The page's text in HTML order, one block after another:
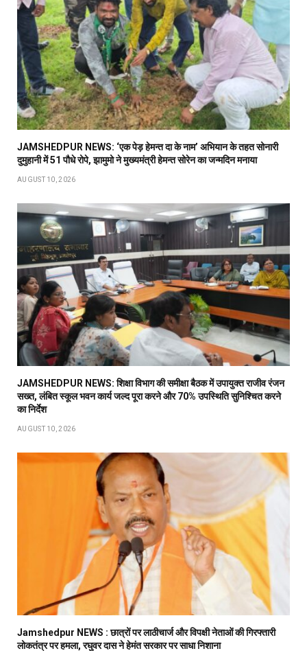
JAMSHEDPUR NEWS: ‘एक पेड़ हेमन्त दा के नाम’ अभियान के तहत सोनारी
दुमुहानी में 51 पौधे रोपे, झामुमो ने मुख्यमंत्री हेमन्त सोरेन का जन्मदिन मनाया
AUGUST 10, 2026
JAMSHEDPUR NEWS: शिक्षा विभाग की समीक्षा बैठक में उपायुक्त राजीव रंजन
सख्त, लंबित स्कूल भवन कार्य जल्द पूरा करने और 70% उपस्थिति सुनिश्चित करने
का निर्देश
AUGUST 10, 2026
Jamshedpur NEWS : छात्रों पर लाठीचार्ज और विपक्षी नेताओं की गिरफ्तारी
लोकतंत्र पर हमला, रघुवर दास ने हेमंत सरकार पर साधा निशाना